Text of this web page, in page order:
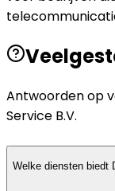
Antwoorden op
Service B.V.
Welke diensten biedt